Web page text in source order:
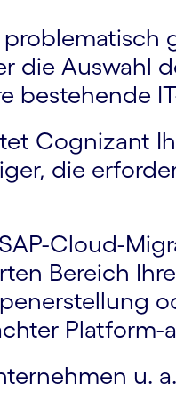
die Auswahl
bestehende
Cognizant
die
Cloud-
Bereich
Platform-
u.